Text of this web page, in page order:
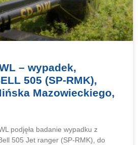
– wypadek,
505 (SP-RMK),
Mazowieckiego,
podjęła badanie wypadku z
505 Jet ranger (SP-RMK), do